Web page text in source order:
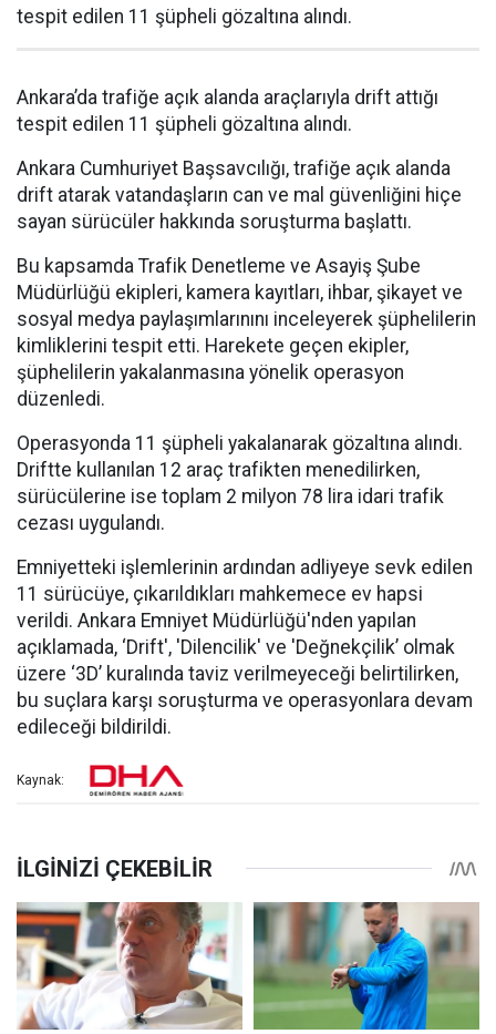
tespit edilen 11 şüpheli gözaltına alındı.
Ankara’da trafiğe açık alanda araçlarıyla drift attığı
tespit edilen 11 şüpheli gözaltına alındı.
Ankara Cumhuriyet Başsavcılığı, trafiğe açık alanda
drift atarak vatandaşların can ve mal güvenliğini hiçe
sayan sürücüler hakkında soruşturma başlattı.
Bu kapsamda Trafik Denetleme ve Asayiş Şube
Müdürlüğü ekipleri, kamera kayıtları, ihbar, şikayet ve
sosyal medya paylaşımlarınını inceleyerek şüphelilerin
kimliklerini tespit etti. Harekete geçen ekipler,
şüphelilerin yakalanmasına yönelik operasyon
düzenledi.
Operasyonda 11 şüpheli yakalanarak gözaltına alındı.
Driftte kullanılan 12 araç trafikten menedilirken,
sürücülerine ise toplam 2 milyon 78 lira idari trafik
cezası uygulandı.
Emniyetteki işlemlerinin ardından adliyeye sevk edilen
11 sürücüye, çıkarıldıkları mahkemece ev hapsi
verildi. Ankara Emniyet Müdürlüğü'nden yapılan
açıklamada, ‘Drift', 'Dilencilik' ve 'Değnekçilik’ olmak
üzere ‘3D’ kuralında taviz verilmeyeceği belirtilirken,
bu suçlara karşı soruşturma ve operasyonlara devam
edileceği bildirildi.
Kaynak: